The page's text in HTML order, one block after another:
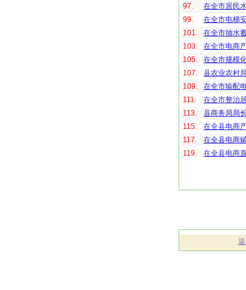
97.
在全市居民
99.
在全市电梯
101.
在全市抽水
103.
在全市电商
105.
在全市规模
107.
县农业农村
109.
在全市输配
111.
在全市整治
113.
县商务局局
115.
在全县电商
117.
在全县电商
119.
在全县电商